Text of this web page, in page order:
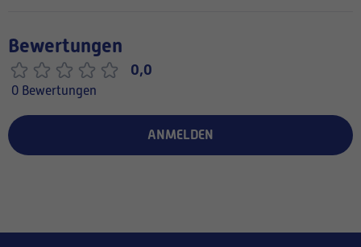
Bewertungen
0,0
0 Bewertungen
ANMELDEN